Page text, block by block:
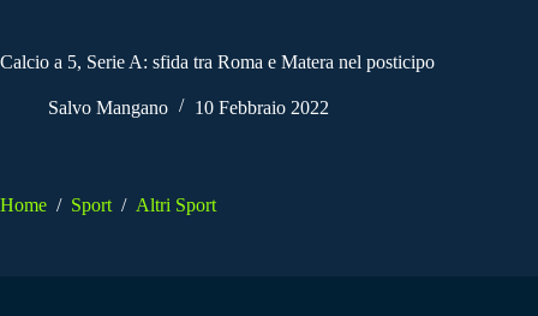
Calcio a 5, Serie A: sfida tra Roma e Matera nel posticipo
Salvo Mangano 10 Febbraio 2022
Home / Sport / Altri Sport